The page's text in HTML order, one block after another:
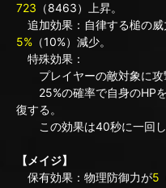
723 （8463）上昇。
追加効果：自律する槌の威
5% （10%）減少。
特殊効果：
プレイヤーの敵対象に攻
25%の確率で自身のHPを
復する。
この効果は40秒に一回し
【メイジ】
保有効果：物理防御力が5